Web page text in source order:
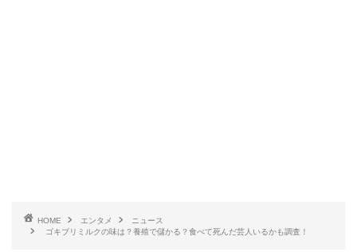
HOME エンタメ
ニュース
ゴキブリミルクの味は？養殖で儲かる？食べて死んだ芸人いるかも調査！